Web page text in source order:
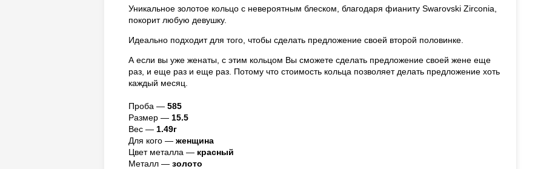
Уникальное золотое кольцо с невероятным блеском, благодаря фианиту Swarovski Zirconia,
покорит любую девушку.
Идеально подходит для того, чтобы сделать предложение своей второй половинке.
А если вы уже женаты, с этим кольцом Вы сможете сделать предложение своей жене еще
раз, и еще раз и еще раз. Потому что стоимость кольца позволяет делать предложение хоть
каждый месяц.
Проба — 585
Размер — 15.5
Вес — 1.49г
Для кого — женщина
Цвет металла — красный
Металл — золото